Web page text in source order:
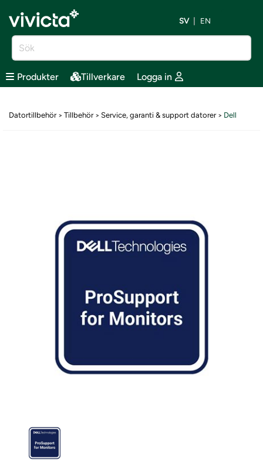
SV EN
Produkter Tillverkare Logga in
Datortillbehör> Tillbehör> Service, garanti & support datorer> Dell